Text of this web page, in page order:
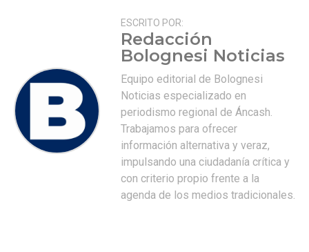
ESCRITO POR:
Redacción
Bolognesi Noticias
Equipo editorial de Bolognesi
Noticias especializado en
periodismo regional de Áncash.
Trabajamos para ofrecer
información alternativa y veraz,
impulsando una ciudadanía crítica y
con criterio propio frente a la
agenda de los medios tradicionales.